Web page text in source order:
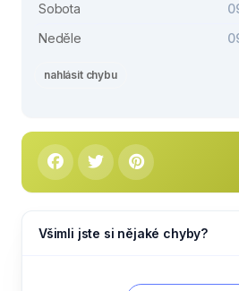
Sobota
Neděle
nahlásit chybu
Všimli jste si nějaké chyby?